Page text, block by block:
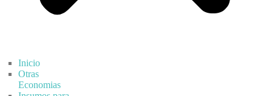
Inicio
Otras
Economias